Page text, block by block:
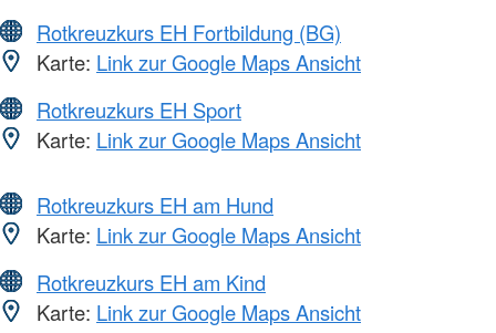
Rotkreuzkurs EH Fortbildung (BG)
Karte: Link zur Google Maps Ansicht
Rotkreuzkurs EH Sport
Karte: Link zur Google Maps Ansicht
Rotkreuzkurs EH am Hund
Karte: Link zur Google Maps Ansicht
Rotkreuzkurs EH am Kind
Karte: Link zur Google Maps Ansicht